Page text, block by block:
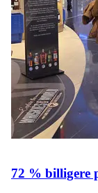
72 % billigere